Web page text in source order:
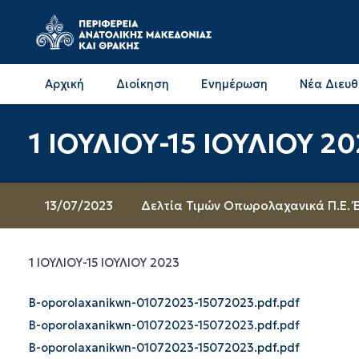
Αρχική Διοίκηση Ενημέρωση Νέα
1 ΙΟΥΛΙΟΥ-15 ΙΟΥΛΙΟΥ
13/07/2023 Δελτία Τιμών Οπωρολαχανικά Π.Ε.
1 ΙΟΥΛΙΟΥ-15 ΙΟΥΛΙΟΥ 2023
B-oporolaxanikwn-01072023-15072023.pdf.pdf
B-oporolaxanikwn-01072023-15072023.pdf.pdf
B-oporolaxanikwn-01072023-15072023.pdf.pdf